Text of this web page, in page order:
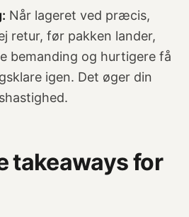
Når lageret ved præcis,
retur, før pakken lander,
bemanding og hurtigere få
igen. Det øger din
takeaways for